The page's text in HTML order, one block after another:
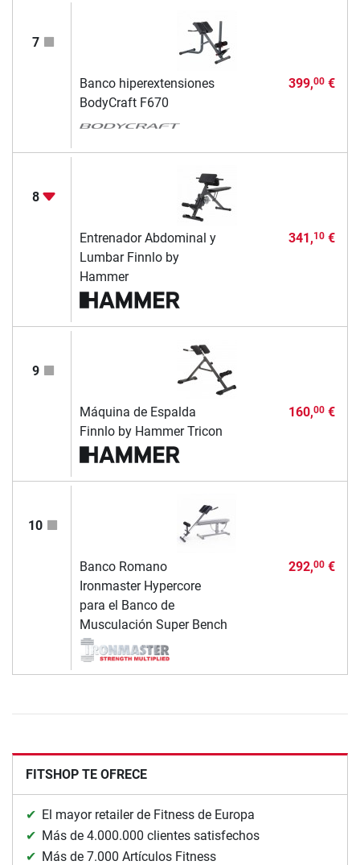
7
Banco hiperextensiones
BodyCraft F670
399,00€
8
Entrenador Abdominal y
Lumbar Finnlo by
Hammer
341,10€
9
Máquina de Espalda
Finnlo by Hammer Tricon
160,00€
10
Banco Romano
Ironmaster Hypercore
para el Banco de
Musculación Super Bench
292,00€
FITSHOP TE OFRECE
El mayor retailer de Fitness de Europa
Más de 4.000.000 clientes satisfechos
Más de 7.000 Artículos Fitness